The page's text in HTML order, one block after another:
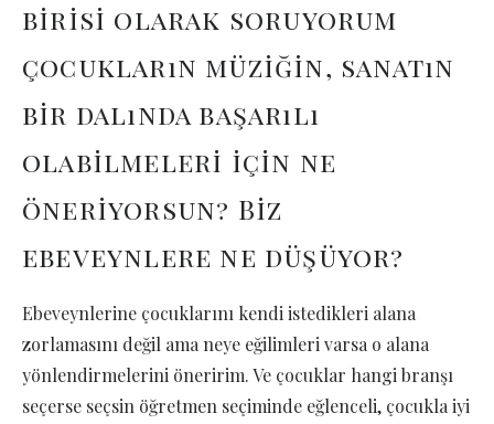
birisi olarak soruyorum
çocukların müziğin, sanatın
bir dalında başarılı
olabilmeleri için ne
öneriyorsun? Biz
ebeveynlere ne düşüyor?
Ebeveynlerine çocuklarını kendi istedikleri alana
zorlamasını değil ama neye eğilimleri varsa o alana
yönlendirmelerini öneririm. Ve çocuklar hangi branşı
seçerse seçsin öğretmen seçiminde eğlenceli, çocukla iyi